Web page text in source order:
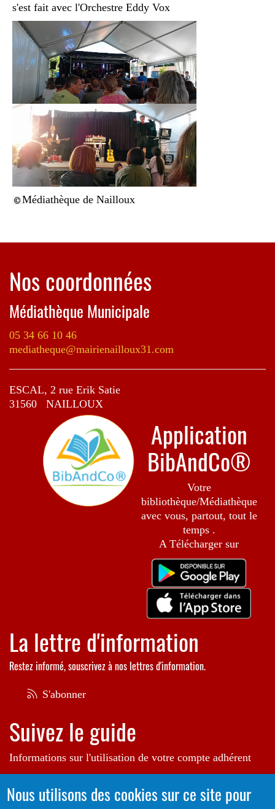
s'est fait avec l'Orchestre Eddy Vox
Médiathèque de Nailloux
Nos coordonnées
Médiathèque Municipale
05 34 66 10 46
mediatheque@mairienailloux31.com
ESCAL, 2 rue Erik Satie
31560 NAILLOUX
Application
BibAndCo®
Votre
bibliothèque/Médiathèque
avec vous, partout, tout le
temps .
A Télécharger sur
La lettre d'information
Restez informé, souscrivez à nos lettres d'information.
S'abonner
Suivez le guide
Informations sur l'utilisation de votre compte adhérent
Voir le guide
Nous utilisons des cookies sur ce site pour